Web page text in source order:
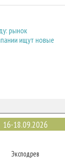
рынок
ищут новые
16-18.09.2026
Эксподрев